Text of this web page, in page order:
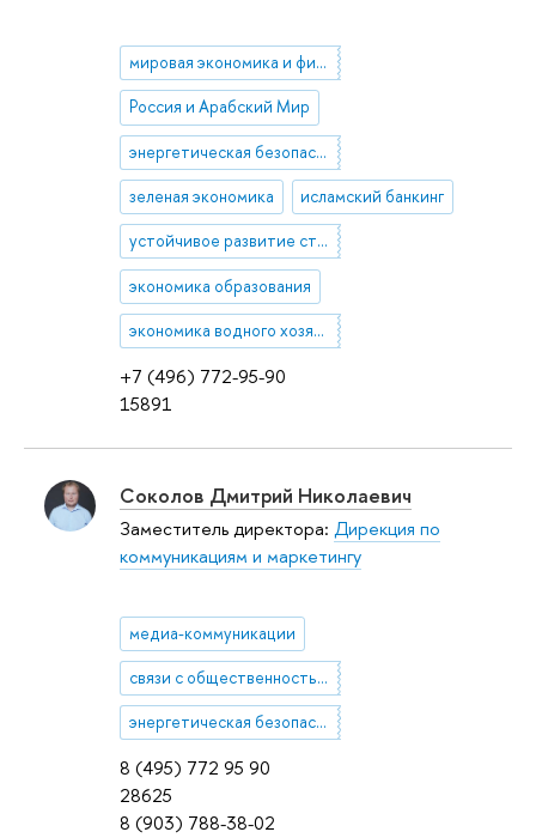
+7 (496) 772-95-90
15891
мировая экономика и финансы
Россия и Арабский Мир
энергетическая безопасность
зеленая экономика исламский банкинг
устойчивое развитие стран Азии и Африки
экономика образования
экономика водного хозяйства
8 (495) 772 95 90
28625
8 (903) 788-38-02
Соколов Дмитрий Николаевич
Заместитель директора: Дирекция по
коммуникациям и маркетингу
медиа-коммуникации
связи с общественностью, PR
энергетическая безопасность